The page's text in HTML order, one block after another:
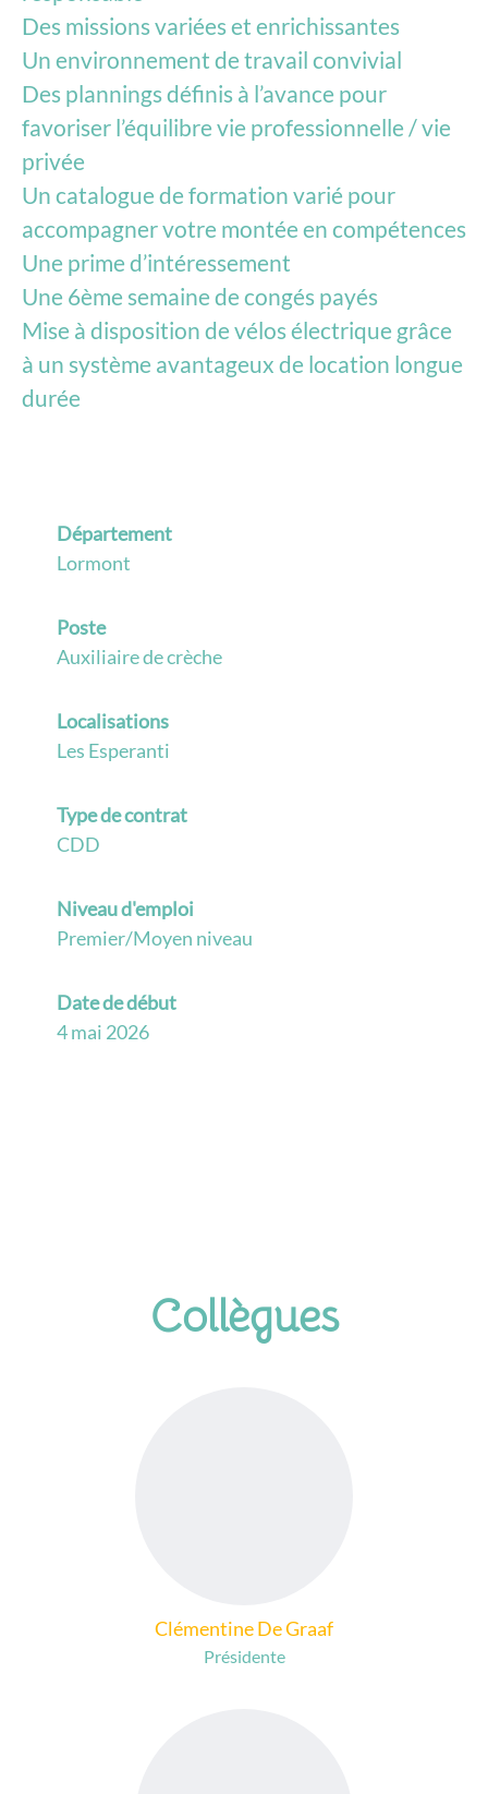
Des missions variées et enrichissantes
Un environnement de travail convivial
Des plannings définis à l’avance pour
favoriser l’équilibre vie professionnelle / vie
privée
Un catalogue de formation varié pour
accompagner votre montée en compétences
Une prime d’intéressement
Une 6ème semaine de congés payés
Mise à disposition de vélos électrique grâce
à un système avantageux de location longue
durée
Département
Lormont
Poste
Auxiliaire de crèche
Localisations
Les Esperanti
Type de contrat
CDD
Niveau d'emploi
Premier/Moyen niveau
Date de début
4 mai 2026
Collègues
Clémentine De Graaf
Présidente